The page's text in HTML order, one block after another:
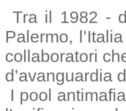
Tra il 1982 -
Palermo,
collaboratori
d’avanguardia
I pool